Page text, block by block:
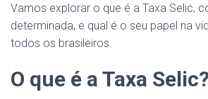
Vamos explorar o que é a Taxa Selic,
determinada, e qual é o seu papel na
todos os brasileiros.
O que é a Taxa